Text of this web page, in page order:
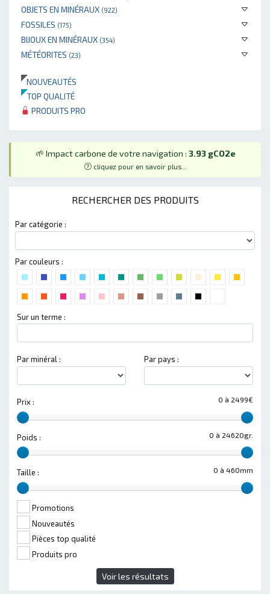
OBJETS EN MINÉRAUX (922)
FOSSILES (175)
BIJOUX EN MINÉRAUX (354)
MÉTÉORITES (23)
NOUVEAUTÉS
TOP QUALITÉ
PRODUITS PRO
🌱 Impact carbone de votre navigation : 3.93 gCO2e
cliquez pour en savoir plus...
RECHERCHER DES PRODUITS
Par catégorie :
Par couleurs :
Sur un terme :
Par minéral : Par pays :
0 à 2499€
Prix :
0 à 24620gr.
Poids :
0 à 460mm
Taille :
Promotions
Nouveautés
Pièces top qualité
Produits pro
Voir les résultats